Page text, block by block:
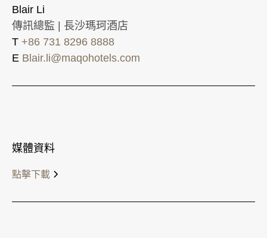
Blair Li
傳訊總監 | 長沙瑪珂酒店
T +86 731 8296 8888
E Blair.li@maqohotels.com
媒體資料
點擊下載